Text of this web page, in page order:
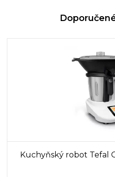
Kuchyňský robot Tefal